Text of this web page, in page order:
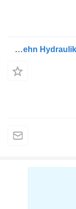
نظام قلاب Stihl Wehn Hydraulik HTP Hydraulic Power Train لـ الشاحنات